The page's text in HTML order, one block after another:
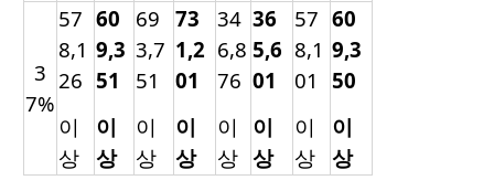
3
7%
57
8,1
26
이
상
60
9,3
51
이
상
69
3,7
51
이
상
73
1,2
01
이
상
34
6,8
76
이
상
36
5,6
01
이
상
57
8,1
01
이
상
60
9,3
50
이
상